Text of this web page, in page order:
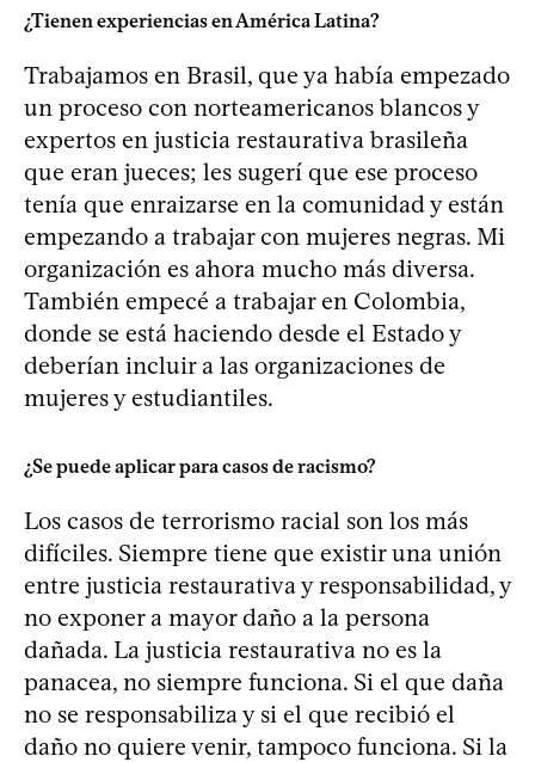
¿Tienen experiencias en América Latina?
Trabajamos en Brasil, que ya había empezado
un proceso con norteamericanos blancos y
expertos en justicia restaurativa brasileña
que eran jueces; les sugerí que ese proceso
tenía que enraizarse en la comunidad y están
empezando a trabajar con mujeres negras. Mi
organización es ahora mucho más diversa.
También empecé a trabajar en Colombia,
donde se está haciendo desde el Estado y
deberían incluir a las organizaciones de
mujeres y estudiantiles.
¿Se puede aplicar para casos de racismo?
Los casos de terrorismo racial son los más
difíciles. Siempre tiene que existir una unión
entre justicia restaurativa y responsabilidad, y
no exponer a mayor daño a la persona
dañada. La justicia restaurativa no es la
panacea, no siempre funciona. Si el que daña
no se responsabiliza y si el que recibió el
daño no quiere venir, tampoco funciona. Si la